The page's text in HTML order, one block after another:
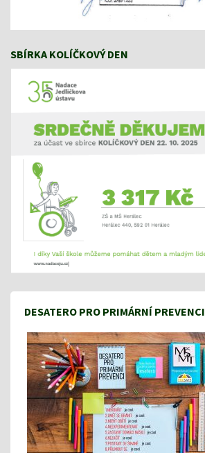
SBÍRKA KOLÍČKOVÝ DEN
DESATERO PRO PRIMÁRNÍ PREVENCI